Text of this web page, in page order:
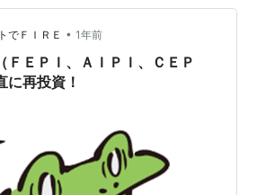
から受け取った配当・分配金を同じ
加購入に自動で回すこと。企業や証
（Div…
でＦＩＲＥ • 1年前
ＦＥＰＩ、ＡＩＰＩ、ＣＥＰ
に再投資！